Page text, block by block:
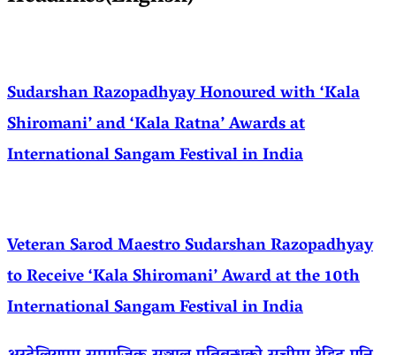
Sudarshan Razopadhyay Honoured with ‘Kala
Shiromani’ and ‘Kala Ratna’ Awards at
International Sangam Festival in India
Veteran Sarod Maestro Sudarshan Razopadhyay
to Receive ‘Kala Shiromani’ Award at the 10th
International Sangam Festival in India